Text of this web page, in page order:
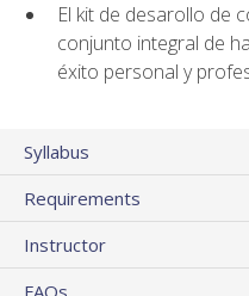
El kit de desarollo de
conjunto integral de
éxito personal y
Syllabus
Requirements
Instructor